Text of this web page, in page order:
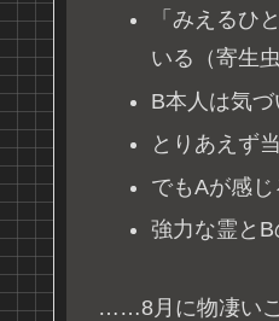
「みえるひ
いる（寄生
B本人は気
とりあえず
でもAが感
強力な霊と
……8月に物凄いこ